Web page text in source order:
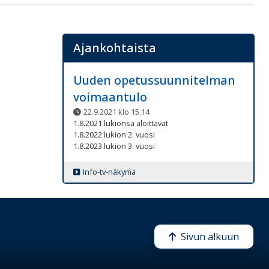
Ajankohtaista
Uuden opetussuunnitelman
voimaantulo
22.9.2021 klo 15.14
1.8.2021 lukionsa aloittavat
1.8.2022 lukion 2. vuosi
1.8.2023 lukion 3. vuosi
Info-tv-näkymä
Sivun alkuun